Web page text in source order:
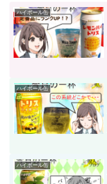
ハイボール缶
ハイボール缶
ハイボール缶